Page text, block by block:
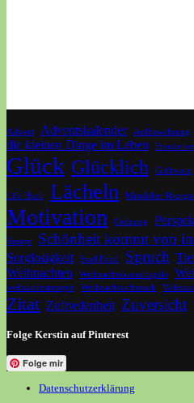
Advent Adventskalender Aufbewahrung
die kleinen Dinge im Leben Freude
Glück Glücklich Glühwein
Life Hack Lächeln Mittelalter
Motivation Ordnung
Rezept Schönheit kommt von
Sorglosigkeit
Soul Food Spruch
Weihnachten Weihnachtsbaumkugeln
weihnachtsrezepte
Weihnachtsschmuck
Zitat Zufriedenheit Zuversicht
Folge Kerstin auf Pinterest
Folge mir
Datenschutzerklärung